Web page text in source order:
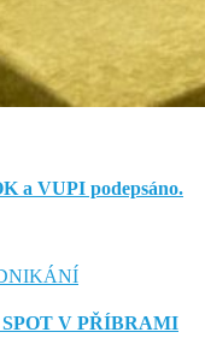
a VUPI podepsáno.
V PŘÍBRAMI